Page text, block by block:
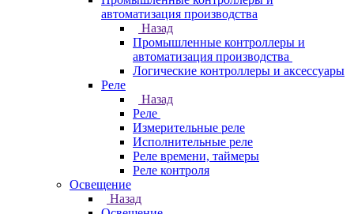
автоматизация производства
Назад
Промышленные контроллеры и
автоматизация производства
Логические контроллеры и аксессуары
Реле
Назад
Реле
Измерительные реле
Исполнительные реле
Реле времени, таймеры
Реле контроля
Освещение
Назад